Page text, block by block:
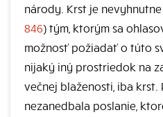
národy. Krst je
846) tým, ktorým sa
možnosť požiadať o túto
nijaký iný prostriedok na
večnej blaženosti, iba krst.
nezanedbala poslanie,